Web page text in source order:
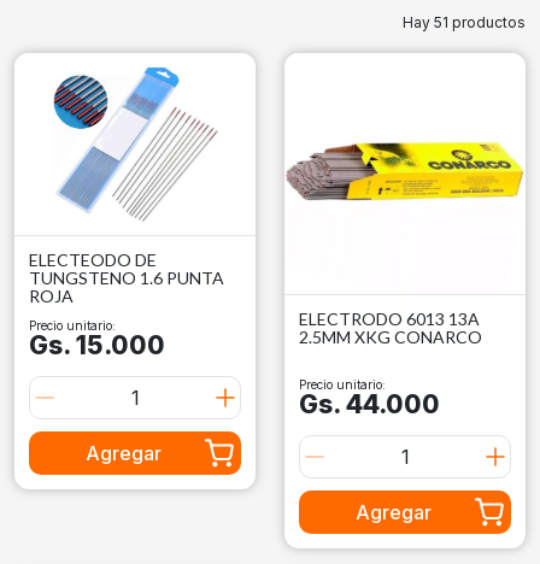
Hay 51 productos
ELECTEODO DE
TUNGSTENO 1.6 PUNTA
ROJA
Precio unitario:
Gs. 15.000
Agregar
ELECTRODO 6013 13A
2.5MM XKG CONARCO
Precio unitario:
Gs. 44.000
Agregar